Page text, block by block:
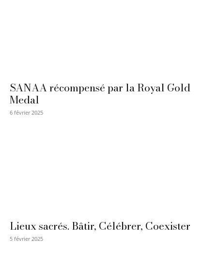
SANAA récompensé par la Royal Gold
Medal
6 février 2025
Lieux sacrés. Bâtir, Célébrer, Coexister
5 février 2025